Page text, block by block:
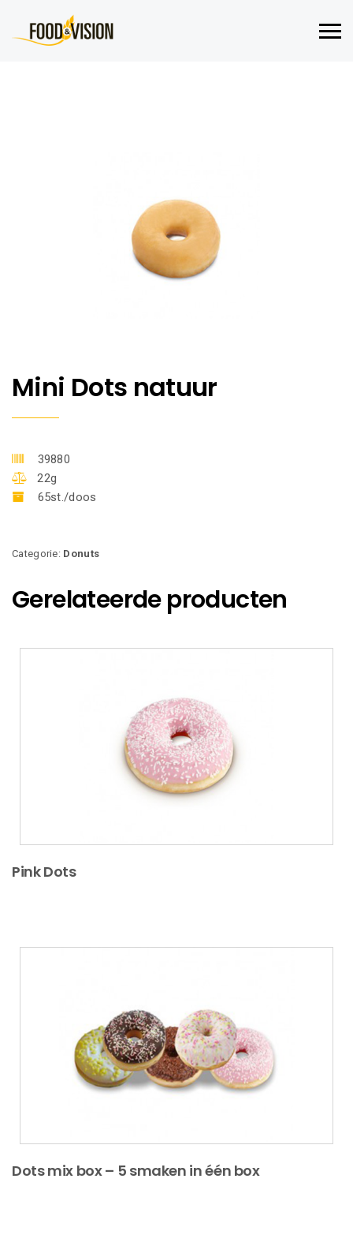
Mini Dots natuur
39880
22g
65st./doos
Categorie: Donuts
Gerelateerde producten
Pink Dots
Dots mix box – 5 smaken in één box